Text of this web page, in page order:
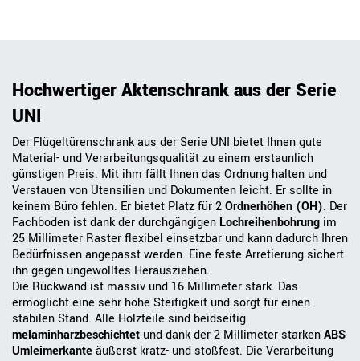
Hochwertiger Aktenschrank aus der Serie
UNI
Der Flügeltürenschrank aus der Serie UNI bietet Ihnen gute
Material- und Verarbeitungsqualität zu einem erstaunlich
günstigen Preis. Mit ihm fällt Ihnen das Ordnung halten und
Verstauen von Utensilien und Dokumenten leicht. Er sollte in
keinem Büro fehlen. Er bietet Platz für 2Ordnerhöhen (OH). Der
Fachboden ist dank der durchgängigen Lochreihenbohrung im
25 Millimeter Raster flexibel einsetzbar und kann dadurch Ihren
Bedürfnissen angepasst werden. Eine feste Arretierung sichert
ihn gegen ungewolltes Herausziehen.
Die Rückwand ist massiv und 16 Millimeter stark. Das
ermöglicht eine sehr hohe Steifigkeit und sorgt für einen
stabilen Stand. Alle Holzteile sind beidseitig
melaminharzbeschichtet und dank der 2 Millimeter starkenABS
Umleimerkanteäußerst kratz- und stoßfest. Die Verarbeitung